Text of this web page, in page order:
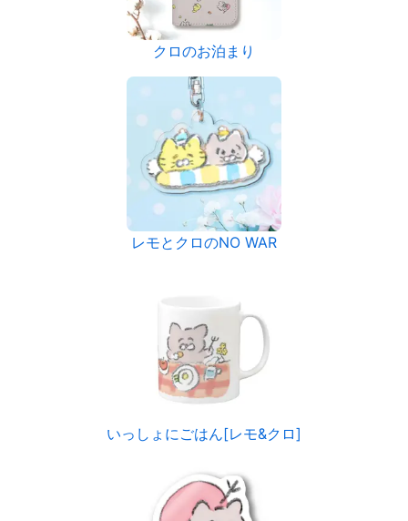
クロのお泊まり
レモとクロのNO WAR
いっしょにごはん[レモ&クロ]